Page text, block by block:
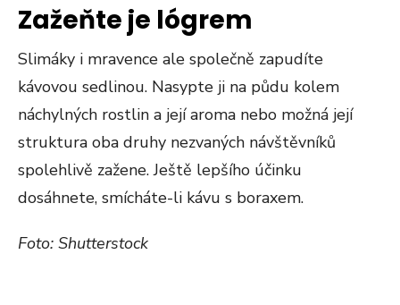
Zažeňte je lógrem
Slimáky i mravence ale společně zapudíte
kávovou sedlinou. Nasypte ji na půdu kolem
náchylných rostlin a její aroma nebo možná její
struktura oba druhy nezvaných návštěvníků
spolehlivě zažene. Ještě lepšího účinku
dosáhnete, smícháte-li kávu s boraxem.
Foto: Shutterstock